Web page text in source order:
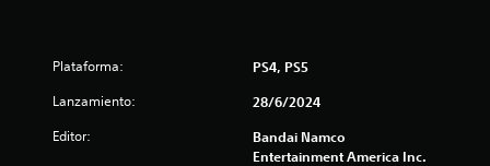
Plataforma: PS4, PS5
Lanzamiento: 28/6/2024
Editor:
Bandai Namco
Entertainment America Inc.